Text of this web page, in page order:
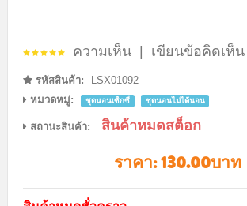
ความเห็น | เขียนข้อคิดเห็น
รหัสสินค้า:
LSX01092
หมวดหมู่:
ชุดนอนเซ็กซี่ ชุดนอนไม่ได้นอน
สถานะสินค้า: สินค้าหมดสต็อก
ราคา:130.00บาท